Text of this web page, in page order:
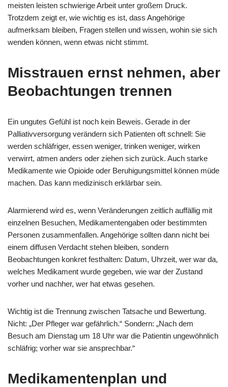
meisten leisten schwierige Arbeit unter großem Druck.
Trotzdem zeigt er, wie wichtig es ist, dass Angehörige
aufmerksam bleiben, Fragen stellen und wissen, wohin sie sich
wenden können, wenn etwas nicht stimmt.
Misstrauen ernst nehmen, aber
Beobachtungen trennen
Ein ungutes Gefühl ist noch kein Beweis. Gerade in der
Palliativversorgung verändern sich Patienten oft schnell: Sie
werden schläfriger, essen weniger, trinken weniger, wirken
verwirrt, atmen anders oder ziehen sich zurück. Auch starke
Medikamente wie Opioide oder Beruhigungsmittel können müde
machen. Das kann medizinisch erklärbar sein.
Alarmierend wird es, wenn Veränderungen zeitlich auffällig mit
einzelnen Besuchen, Medikamentengaben oder bestimmten
Personen zusammenfallen. Angehörige sollten dann nicht bei
einem diffusen Verdacht stehen bleiben, sondern
Beobachtungen konkret festhalten: Datum, Uhrzeit, wer war da,
welches Medikament wurde gegeben, wie war der Zustand
vorher und nachher, wer hat etwas gesehen.
Wichtig ist die Trennung zwischen Tatsache und Bewertung.
Nicht: „Der Pfleger war gefährlich.“ Sondern: „Nach dem
Besuch am Dienstag um 18 Uhr war die Patientin ungewöhnlich
schläfrig; vorher war sie ansprechbar.“
Medikamentenplan und